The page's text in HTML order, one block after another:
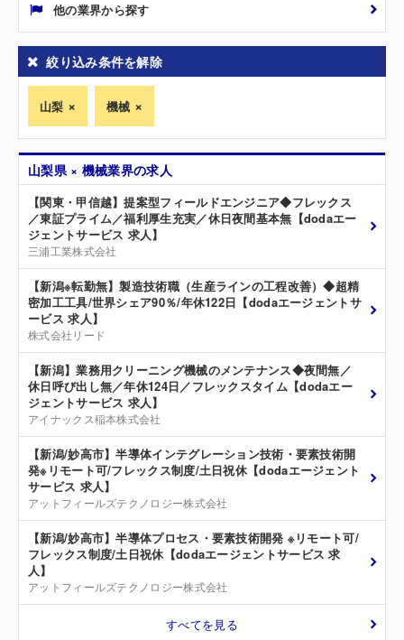
他の業界から探す
絞り込み条件を解除
山梨 機械
山梨県 × 機械業界の求人
【関東・甲信越】提案型フィールドエンジニア◆フレックス
／東証プライム／福利厚生充実／休日夜間基本無【dodaエー
ジェントサービス 求人】
三浦工業株式会社
【新潟※転勤無】製造技術職（生産ラインの工程改善）◆超精
密加工工具/世界シェア90％/年休122日【dodaエージェントサ
ービス 求人】
株式会社リード
【新潟】業務用クリーニング機械のメンテナンス◆夜間無／
休日呼び出し無／年休124日／フレックスタイム【dodaエー
ジェントサービス 求人】
アイナックス稲本株式会社
【新潟/妙高市】半導体インテグレーション技術・要素技術開
発※リモート可/フレックス制度/土日祝休【dodaエージェント
サービス 求人】
アットフィールズテクノロジー株式会社
【新潟/妙高市】半導体プロセス・要素技術開発 ※リモート可/
フレックス制度/土日祝休【dodaエージェントサービス 求
人】
アットフィールズテクノロジー株式会社
すべてを見る